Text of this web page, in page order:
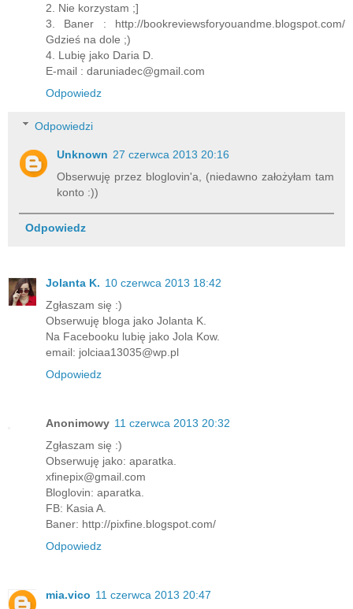
2. Nie korzystam ;]
3. Baner : http://bookreviewsforyouandme.blogspot.com/
Gdzieś na dole ;)
4. Lubię jako Daria D.
E-mail : daruniadec@gmail.com
Odpowiedz
Odpowiedzi
Unknown 27 czerwca 2013 20:16
Obserwuję przez bloglovin'a, (niedawno założyłam tam
konto :))
Odpowiedz
Jolanta K. 10 czerwca 2013 18:42
Zgłaszam się :)
Obserwuję bloga jako Jolanta K.
Na Facebooku lubię jako Jola Kow.
email: jolciaa13035@wp.pl
Odpowiedz
Anonimowy 11 czerwca 2013 20:32
Zgłaszam się :)
Obserwuję jako: aparatka.
xfinepix@gmail.com
Bloglovin: aparatka.
FB: Kasia A.
Baner: http://pixfine.blogspot.com/
Odpowiedz
mia.vico 11 czerwca 2013 20:47